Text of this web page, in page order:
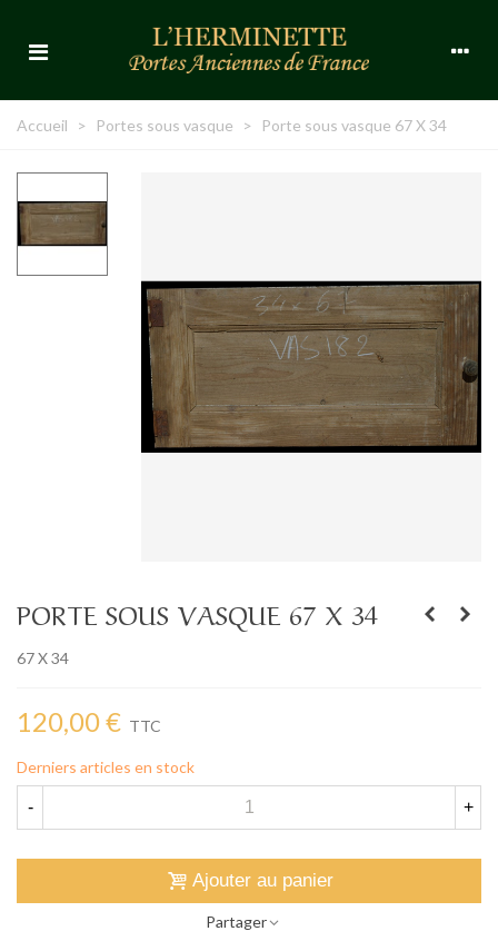
Accueil > Portes sous vasque > Porte sous vasque 67 X 34
PORTE SOUS VASQUE 67 X 34
67 X 34
120,00 € TTC
Derniers articles en stock
- +
Ajouter au panier
Partager